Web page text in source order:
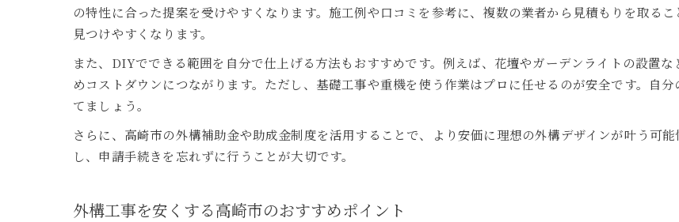
高崎市でおしゃれな庭を作る実例とヒント
高崎市で安い外構工事を活用した庭デザイン
おしゃれな高崎市の庭づくりに役立つ外構術
安い費用で満足を得る高崎市外構アイデア
の特性に合った提案を受けやすくなります。施工例や口コミを参考に、複数の業者から見積もりを取る
見つけやすくなります。
また、DIYでできる範囲を自分で仕上げる方法もおすすめです。例えば、花壇やガーデンライトの設置
めコストダウンにつながります。ただし、基礎工事や重機を使う作業はプロに任せるのが安全です。自
てましょう。
さらに、高崎市の外構補助金や助成金制度を活用することで、より安価に理想の外構デザインが叶う可
し、申請手続きを忘れずに行うことが大切です。
外構工事を安くする高崎市のおすすめポイント